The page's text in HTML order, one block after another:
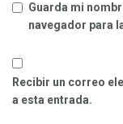
Guarda mi
navegador para
Recibir un correo
a esta entrada.